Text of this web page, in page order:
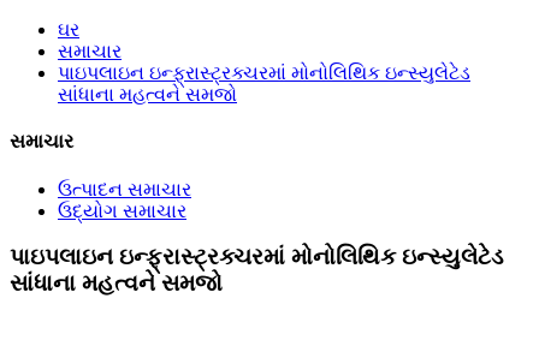
ઘર
સમાચાર
પાઇપલાઇન ઇન્ફ્રાસ્ટ્રક્ચરમાં મોનોલિથિક ઇન્સ્યુલેટેડ
સાંધાના મહત્વને સમજો
સમાચાર
ઉત્પાદન સમાચાર
ઉદ્યોગ સમાચાર
પાઇપલાઇન ઇન્ફ્રાસ્ટ્રક્ચરમાં મોનોલિથિક ઇન્સ્યુલેટેડ
સાંધાના મહત્વને સમજો